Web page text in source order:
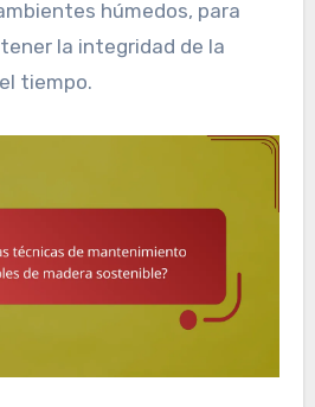
húmedos, para
la integridad de la
tiempo.